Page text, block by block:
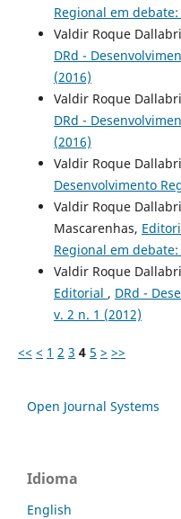
Regional em
Valdir Roque
DRd -
(2016)
Valdir Roque
DRd -
(2016)
Valdir Roque
Desenvolvimento
Valdir Roque
Mascarenhas,
Regional em
Valdir Roque
Editorial , DRd -
v. 2 n. 1 (2012)
<< < 1 2 3 4 5 > >>
Open Journal Systems
Idioma
English